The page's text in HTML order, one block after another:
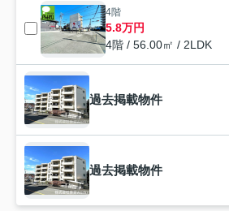
4階
5.8万円
4階 / 56.00㎡ / 2LDK
過去掲載物件
過去掲載物件